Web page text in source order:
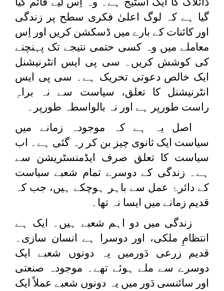
گیا ہے کہ لوگ اعلیٰ فکری سطح پر زندگی
اور کائنات کے بارے میں ڈسکشن کریں اور اِس
معاملے میں وہ کسی حتمی نتیجے تک پہنچنے
کی کوشش کریں۔ سی پی ایس انٹرنیشنل
ایک خالص دعوتی تحریک ہے۔ سی پی ایس
انٹرنیشنل کا تعلق، سیاست سے نہ براہِ
راست طورپر ہے اور نہ بالواسطہ طورپر۔
اصل یہ ہے کہ موجودہ زمانے میں
سیاست ایک ثانوی چیز بن کر رہ گئی ہے۔ اب
سیاست کا تعلق صرف ایڈمنسٹریشن سے
ہے۔ زندگی کے دوسرے تمام شعبے سیاست
کے دائرۂ عمل سے باہر ہوچکے ہیں، جب کہ
قدیم زمانے میں ایسا نہ تھا۔
زندگی میں دو اہم شعبے ہیں۔ ایک ہے
انتظامِ ملکی، اور دوسرا ہے انسان سازی۔
قدیم زرعی دَورمیں یہ دونوں شعبے ایک
دوسرے سے ملے ہوئے تھے۔ موجودہ صنعتی
اور سائنسی دَور میں یہ دونوں شعبے عملاً ایک